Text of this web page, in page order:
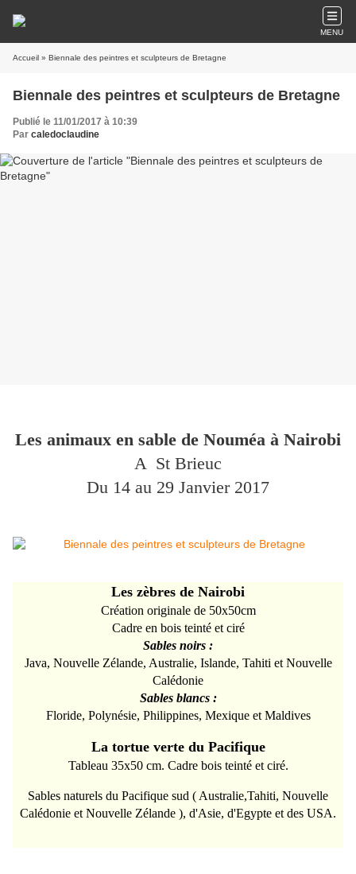
MENU
Accueil » Biennale des peintres et sculpteurs de Bretagne
Biennale des peintres et sculpteurs de Bretagne
Publié le 11/01/2017 à 10:39
Par caledoclaudine
Les animaux en sable de Nouméa à Nairobi
A St Brieuc
Du 14 au 29 Janvier 2017
Les zèbres de Nairobi
Création originale de 50x50cm
Cadre en bois teinté et ciré
Sables noirs :
Java, Nouvelle Zélande, Australie, Islande, Tahiti et Nouvelle
Calédonie
Sables blancs :
Floride, Polynésie, Philippines, Mexique et Maldives
La tortue verte du Pacifique
Tableau 35x50 cm. Cadre bois teinté et ciré.
Sables naturels du Pacifique sud ( Australie,Tahiti, Nouvelle
Calédonie et Nouvelle Zélande ), d'Asie, d'Egypte et des USA.